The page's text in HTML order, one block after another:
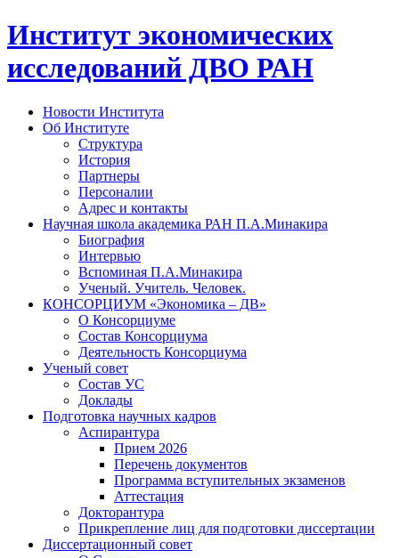
Институт экономических
исследований ДВО РАН
Новости Института
Об Институте
Структура
История
Партнеры
Персоналии
Адрес и контакты
Научная школа академика РАН П.А.Минакира
Биография
Интервью
Вспоминая П.А.Минакира
Ученый. Учитель. Человек.
КОНСОРЦИУМ «Экономика – ДВ»
О Консорциуме
Состав Консорциума
Деятельность Консорциума
Ученый совет
Состав УС
Доклады
Подготовка научных кадров
Аспирантура
Прием 2026
Перечень документов
Программа вступительных экзаменов
Аттестация
Докторантура
Прикрепление лиц для подготовки диссертации
Диссертационный совет